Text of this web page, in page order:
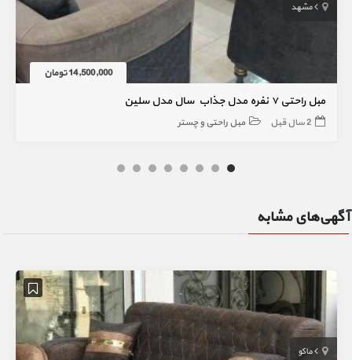
مشهد
14,500,000 تومان
مبل راحتی ۷ نفره مدل جذاب سال مدل سلین
2 سال قبل مبل راحتی و چستر
آگهی‌های مشابه
ماکو